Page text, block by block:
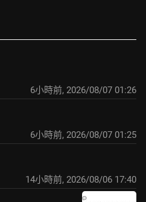
6小時前, 2026/08/07 01:26
6小時前, 2026/08/07 01:25
14小時前, 2026/08/06 17:40